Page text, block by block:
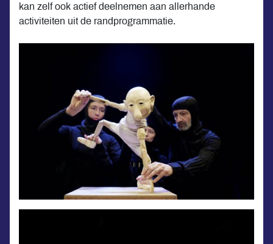
kan zelf ook actief deelnemen aan allerhande
activiteiten uit de randprogrammatie.